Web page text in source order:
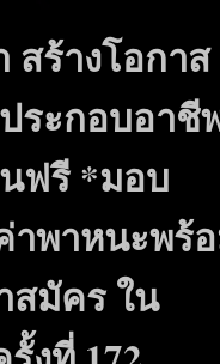
สร้างโอกาส
ระกอบอาชี
ฟรี *มอบ
พาหนะพร้
สมัคร ใน